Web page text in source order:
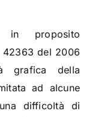
in proposito
42363 del 2006
grafica della
ad alcune
difficoltà di